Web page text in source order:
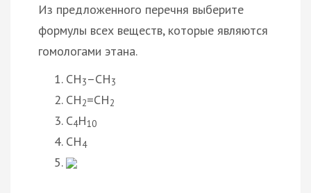
Из предложенного перечня выберите
формулы всех веществ, которые являются
гомологами этана.
CH3–CH3
CH2=CH2
C4H10
CH4